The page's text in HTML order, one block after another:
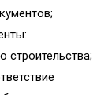
строительства;